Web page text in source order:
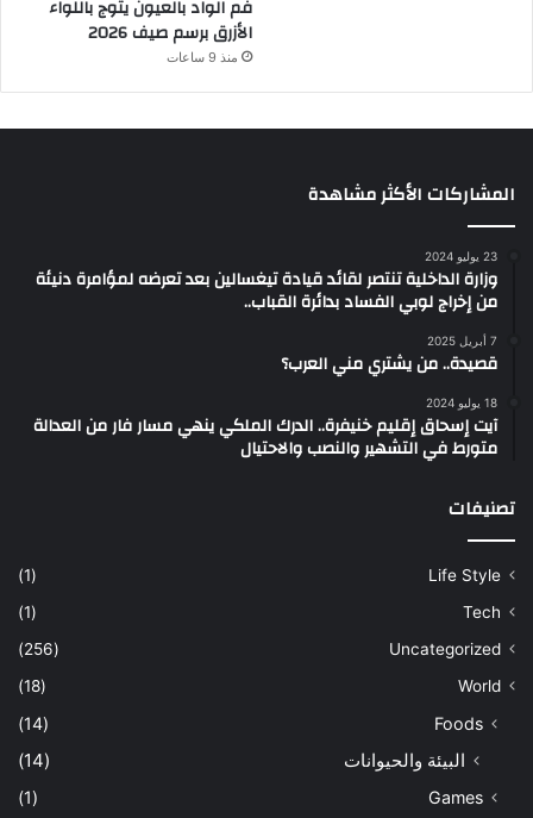
فم الواد بالعيون يتوج باللواء
الأزرق برسم صيف 2026
منذ 9 ساعات
المشاركات الأكثر مشاهدة
23 يوليو 2024
وزارة الداخلية تنتصر لقائد قيادة تيغسالين بعد تعرضه لمؤامرة دنيئة
من إخراج لوبي الفساد بدائرة القباب..
7 أبريل 2025
قصيدة.. من يشتري مني العرب؟
18 يوليو 2024
آيت إسحاق إقليم خنيفرة.. الدرك الملكي ينهي مسار فار من العدالة
متورط في التشهير والنصب والاحتيال
تصنيفات
Life Style
(1)
Tech
(1)
Uncategorized
(256)
World
(18)
Foods
(14)
البيئة والحيوانات (14)
Games
(1)